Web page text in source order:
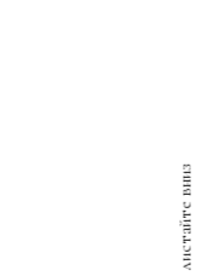
листайте вниз